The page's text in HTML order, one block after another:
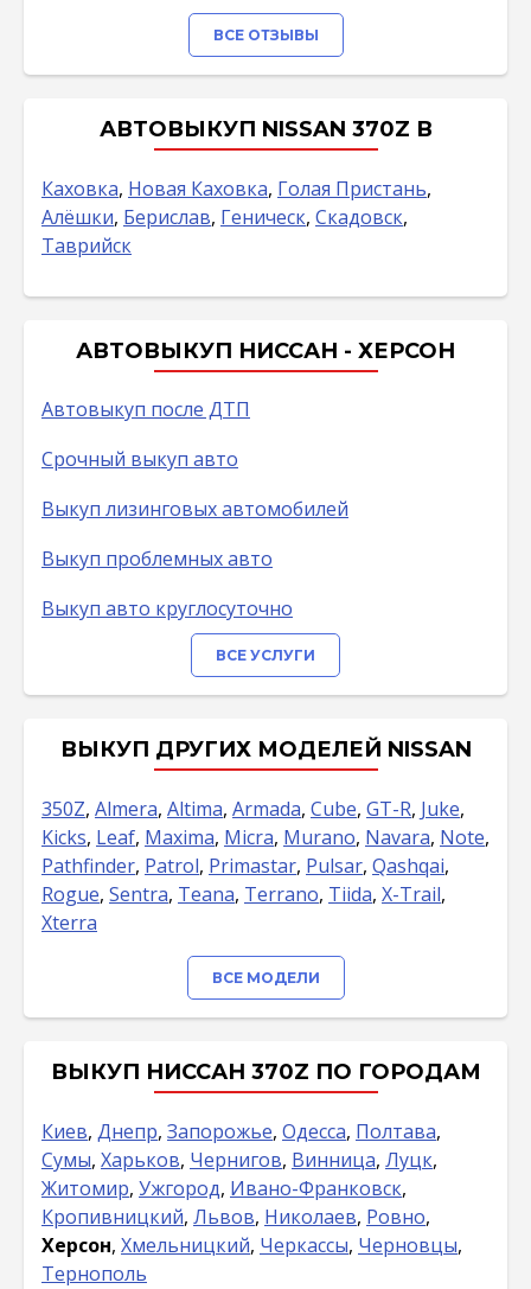
ВСЕ ОТЗЫВЫ
АВТОВЫКУП NISSAN 370Z В
Каховка, Новая Каховка, Голая Пристань,
Алёшки, Берислав, Геническ, Скадовск,
Таврийск
АВТОВЫКУП НИССАН - ХЕРСОН
Автовыкуп после ДТП
Срочный выкуп авто
Выкуп лизинговых автомобилей
Выкуп проблемных авто
Выкуп авто круглосуточно
ВСЕ УСЛУГИ
ВЫКУП ДРУГИХ МОДЕЛЕЙ NISSAN
350Z, Almera, Altima, Armada, Cube, GT-R, Juke,
Kicks, Leaf, Maxima, Micra, Murano, Navara, Note,
Pathfinder, Patrol, Primastar, Pulsar, Qashqai,
Rogue, Sentra, Teana, Terrano, Tiida, X-Trail,
Xterra
ВСЕ МОДЕЛИ
ВЫКУП НИССАН 370Z ПО ГОРОДАМ
Киев, Днепр, Запорожье, Одесса, Полтава,
Сумы, Харьков, Чернигов, Винница, Луцк,
Житомир, Ужгород, Ивано-Франковск,
Кропивницкий, Львов, Николаев, Ровно,
Херсон, Хмельницкий, Черкассы, Черновцы,
Тернополь